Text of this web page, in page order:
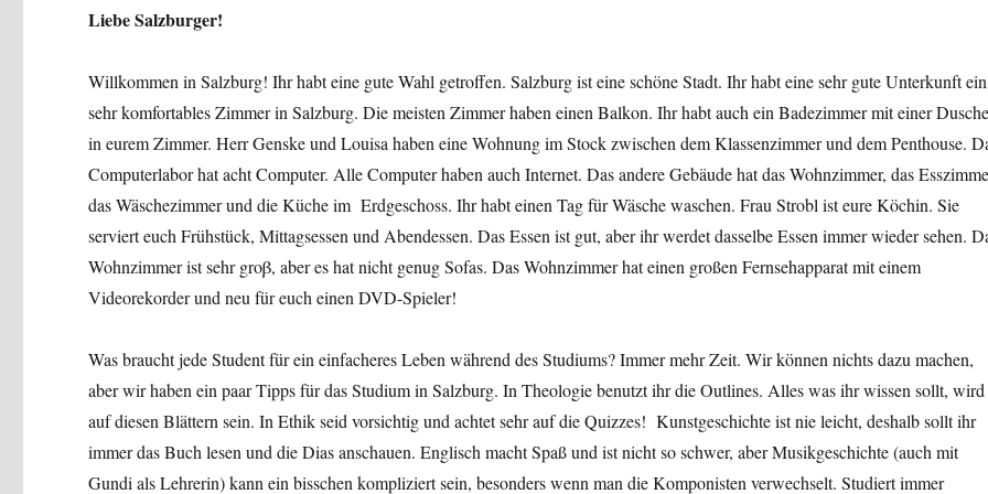
Liebe Salzburger!
Willkommen in Salzburg! Ihr habt eine gute Wahl getroffen. Salzburg ist eine schöne Stadt. Ihr habt eine sehr gute Unterkunft ein
sehr komfortables Zimmer in Salzburg. Die meisten Zimmer haben einen Balkon. Ihr habt auch ein Badezimmer mit einer Dusche
in eurem Zimmer. Herr Genske und Louisa haben eine Wohnung im Stock zwischen dem Klassenzimmer und dem Penthouse.
Computerlabor hat acht Computer. Alle Computer haben auch Internet. Das andere Gebäude hat das Wohnzimmer, das
das Wäschezimmer und die Küche im Erdgeschoss. Ihr habt einen Tag für Wäsche waschen. Frau Strobl ist eure Köchin. Sie
serviert euch Frühstück, Mittagsessen und Abendessen. Das Essen ist gut, aber ihr werdet dasselbe Essen immer wieder sehen.
Wohnzimmer ist sehr groβ, aber es hat nicht genug Sofas. Das Wohnzimmer hat einen großen Fernsehapparat mit einem
Videorekorder und neu für euch einen DVD-Spieler!
Was braucht jede Student für ein einfacheres Leben während des Studiums? Immer mehr Zeit. Wir können nichts dazu machen,
aber wir haben ein paar Tipps für das Studium in Salzburg. In Theologie benutzt ihr die Outlines. Alles was ihr wissen sollt, wird
auf diesen Blättern sein. In Ethik seid vorsichtig und achtet sehr auf die Quizzes! Kunstgeschichte ist nie leicht, deshalb sollt ihr
immer das Buch lesen und die Dias anschauen. Englisch macht Spaß und ist nicht so schwer, aber Musikgeschichte (auch mit
Gundi als Lehrerin) kann ein bisschen kompliziert sein, besonders wenn man die Komponisten verwechselt. Studiert immer